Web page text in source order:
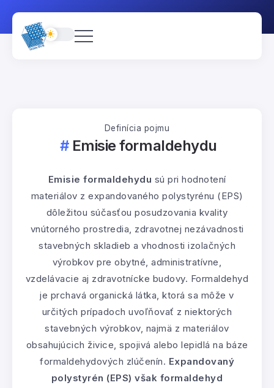
Definícia pojmu
Emisie formaldehydu
Emisie formaldehydu sú pri hodnotení
materiálov z expandovaného polystyrénu (EPS)
dôležitou súčasťou posudzovania kvality
vnútorného prostredia, zdravotnej nezávadnosti
stavebných skladieb a vhodnosti izolačných
výrobkov pre obytné, administratívne,
vzdelávacie aj zdravotnícke budovy. Formaldehyd
je prchavá organická látka, ktorá sa môže v
určitých prípadoch uvoľňovať z niektorých
stavebných výrobkov, najmä z materiálov
obsahujúcich živice, spojivá alebo lepidlá na báze
formaldehydových zlúčenín. Expandovaný
polystyrén (EPS) však formaldehyd